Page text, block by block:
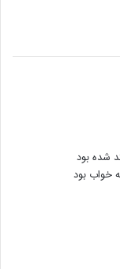
خواب بود